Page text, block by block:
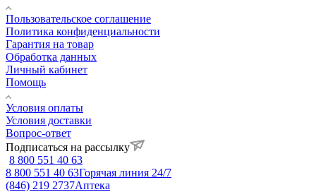
Пользовательское соглашение
Политика конфиденциальности
Гарантия на товар
Обработка данных
Личный кабинет
Помощь
Условия оплаты
Условия доставки
Вопрос-ответ
Подписаться на рассылку
8 800 551 40 63
8 800 551 40 63Горячая линия 24/7
(846) 219 2737Аптека